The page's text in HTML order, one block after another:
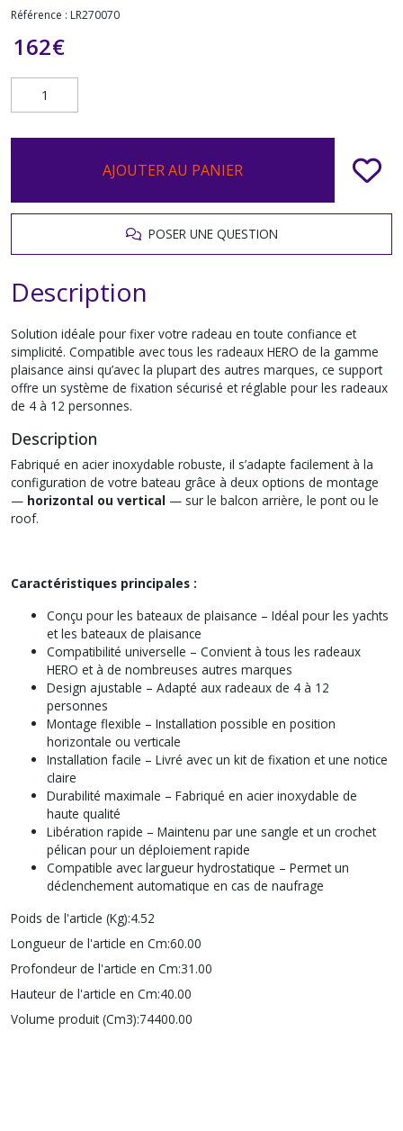
Référence : LR270070
162€
AJOUTER AU PANIER
POSER UNE QUESTION
Description
Solution idéale pour fixer votre radeau en toute confiance et
simplicité. Compatible avec tous les radeaux HERO de la gamme
plaisance ainsi qu’avec la plupart des autres marques, ce support
offre un système de fixation sécurisé et réglable pour les radeaux
de 4 à 12 personnes.
Description
Fabriqué en acier inoxydable robuste, il s’adapte facilement à la
configuration de votre bateau grâce à deux options de montage
— horizontal ou vertical — sur le balcon arrière, le pont ou le
roof.
Caractéristiques principales :
Conçu pour les bateaux de plaisance – Idéal pour les yachts
et les bateaux de plaisance
Compatibilité universelle – Convient à tous les radeaux
HERO et à de nombreuses autres marques
Design ajustable – Adapté aux radeaux de 4 à 12
personnes
Montage flexible – Installation possible en position
horizontale ou verticale
Installation facile – Livré avec un kit de fixation et une notice
claire
Durabilité maximale – Fabriqué en acier inoxydable de
haute qualité
Libération rapide – Maintenu par une sangle et un crochet
pélican pour un déploiement rapide
Compatible avec largueur hydrostatique – Permet un
déclenchement automatique en cas de naufrage
Poids de l'article (Kg):4.52
Longueur de l'article en Cm:60.00
Profondeur de l'article en Cm:31.00
Hauteur de l'article en Cm:40.00
Volume produit (Cm3):74400.00